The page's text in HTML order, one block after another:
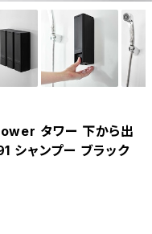
タワー 下から出
シャンプー ブラック